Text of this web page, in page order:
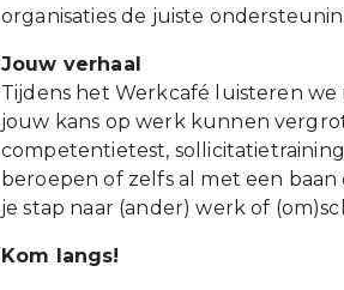
organisaties de juiste
Jouw verhaal
Tijdens het Werkcafé luisteren
jouw kans op werk kunnen
competentietest,
beroepen of zelfs al met een
je stap naar (ander) werk of
Kom langs!